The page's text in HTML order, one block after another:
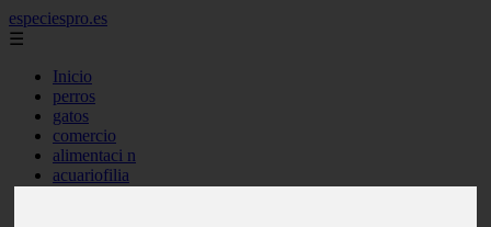
especiespro.es
☰
Inicio
perros
gatos
comercio
alimentaci n
acuariofilia